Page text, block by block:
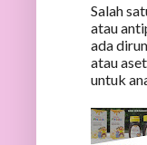
Salah
atau
ada
atau
untuk